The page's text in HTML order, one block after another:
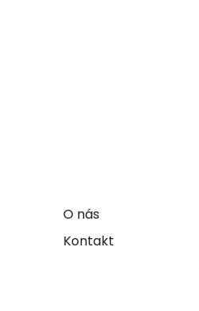
O nás
Kontakt